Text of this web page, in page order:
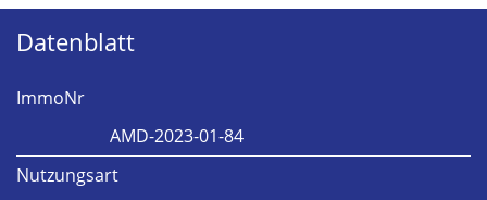
Datenblatt
ImmoNr
AMD-2023-01-84
Nutzungsart